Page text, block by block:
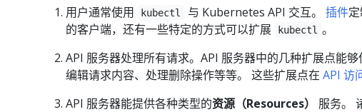
用户通常使用 kubectl 与 Kubernetes API 交互。 插件
的客户端，还有一些特定的方式可以扩展
kubectl 。
API 服务器处理所有请求。API 服务器中的几种扩展点能
编辑请求内容、处理删除操作等等。 这些扩展点在 API 访
API 服务器能提供各种类型的资源（Resources） 服务。